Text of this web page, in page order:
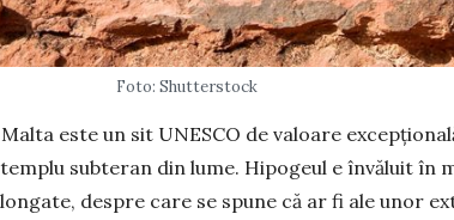
Foto: Shutterstock
este un sit UNESCO de valoare
subteran din lume. Hipogeul e învăluit în
despre care se spune că ar fi ale unor